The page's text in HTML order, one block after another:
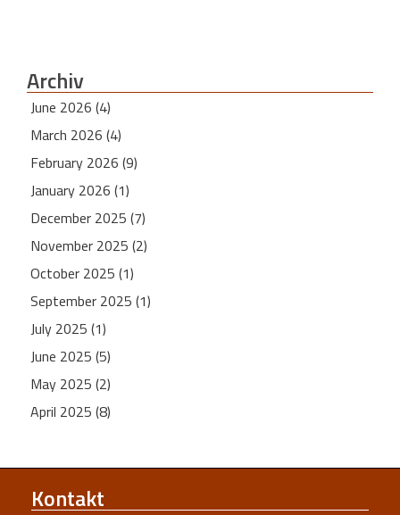
Archiv
June 2026 (4)
March 2026 (4)
February 2026 (9)
January 2026 (1)
December 2025 (7)
November 2025 (2)
October 2025 (1)
September 2025 (1)
July 2025 (1)
June 2025 (5)
May 2025 (2)
April 2025 (8)
Kontakt